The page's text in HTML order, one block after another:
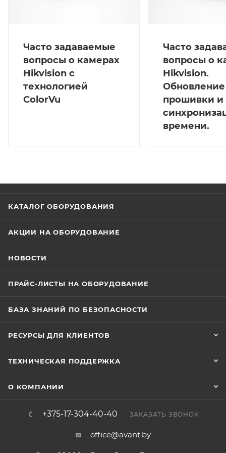
Часто задаваемые
вопросы о камерах
Hikvision с
технологией
ColorVu
Часто
вопросы о
Hikvision.
Обновление
прошивки и
времени.
КАТАЛОГ ОБОРУДОВАНИЯ
АКЦИИ НА ОБОРУДОВАНИЕ
НОВОСТИ
ПРАЙС-ЛИСТЫ НА ОБОРУДОВАНИЕ
БАЗА ЗНАНИЙ ПО БЕЗОПАСНОСТИ
РЕСУРСЫ ДЛЯ КЛИЕНТОВ
ТЕХНИЧЕСКАЯ ПОДДЕРЖКА
О КОМПАНИИ
+375-17-304-40-40 ЗАКАЗАТЬ ЗВОНОК
office@avant.by